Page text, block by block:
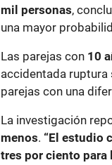
mil personas,
una mayor
Las parejas con 10
accidentada ruptura
parejas con una
La investigación
menos. “El estudio
tres por ciento para